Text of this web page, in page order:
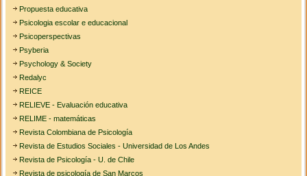
Propuesta educativa
Psicologia escolar e educacional
Psicoperspectivas
Psyberia
Psychology & Society
Redalyc
REICE
RELIEVE - Evaluación educativa
RELIME - matemáticas
Revista Colombiana de Psicología
Revista de Estudios Sociales - Universidad de Los Andes
Revista de Psicología - U. de Chile
Revista de psicología de San Marcos